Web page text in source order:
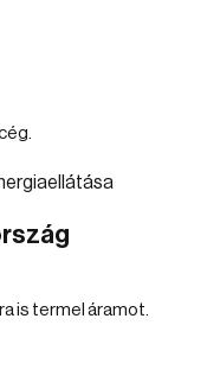
is termel áramot.